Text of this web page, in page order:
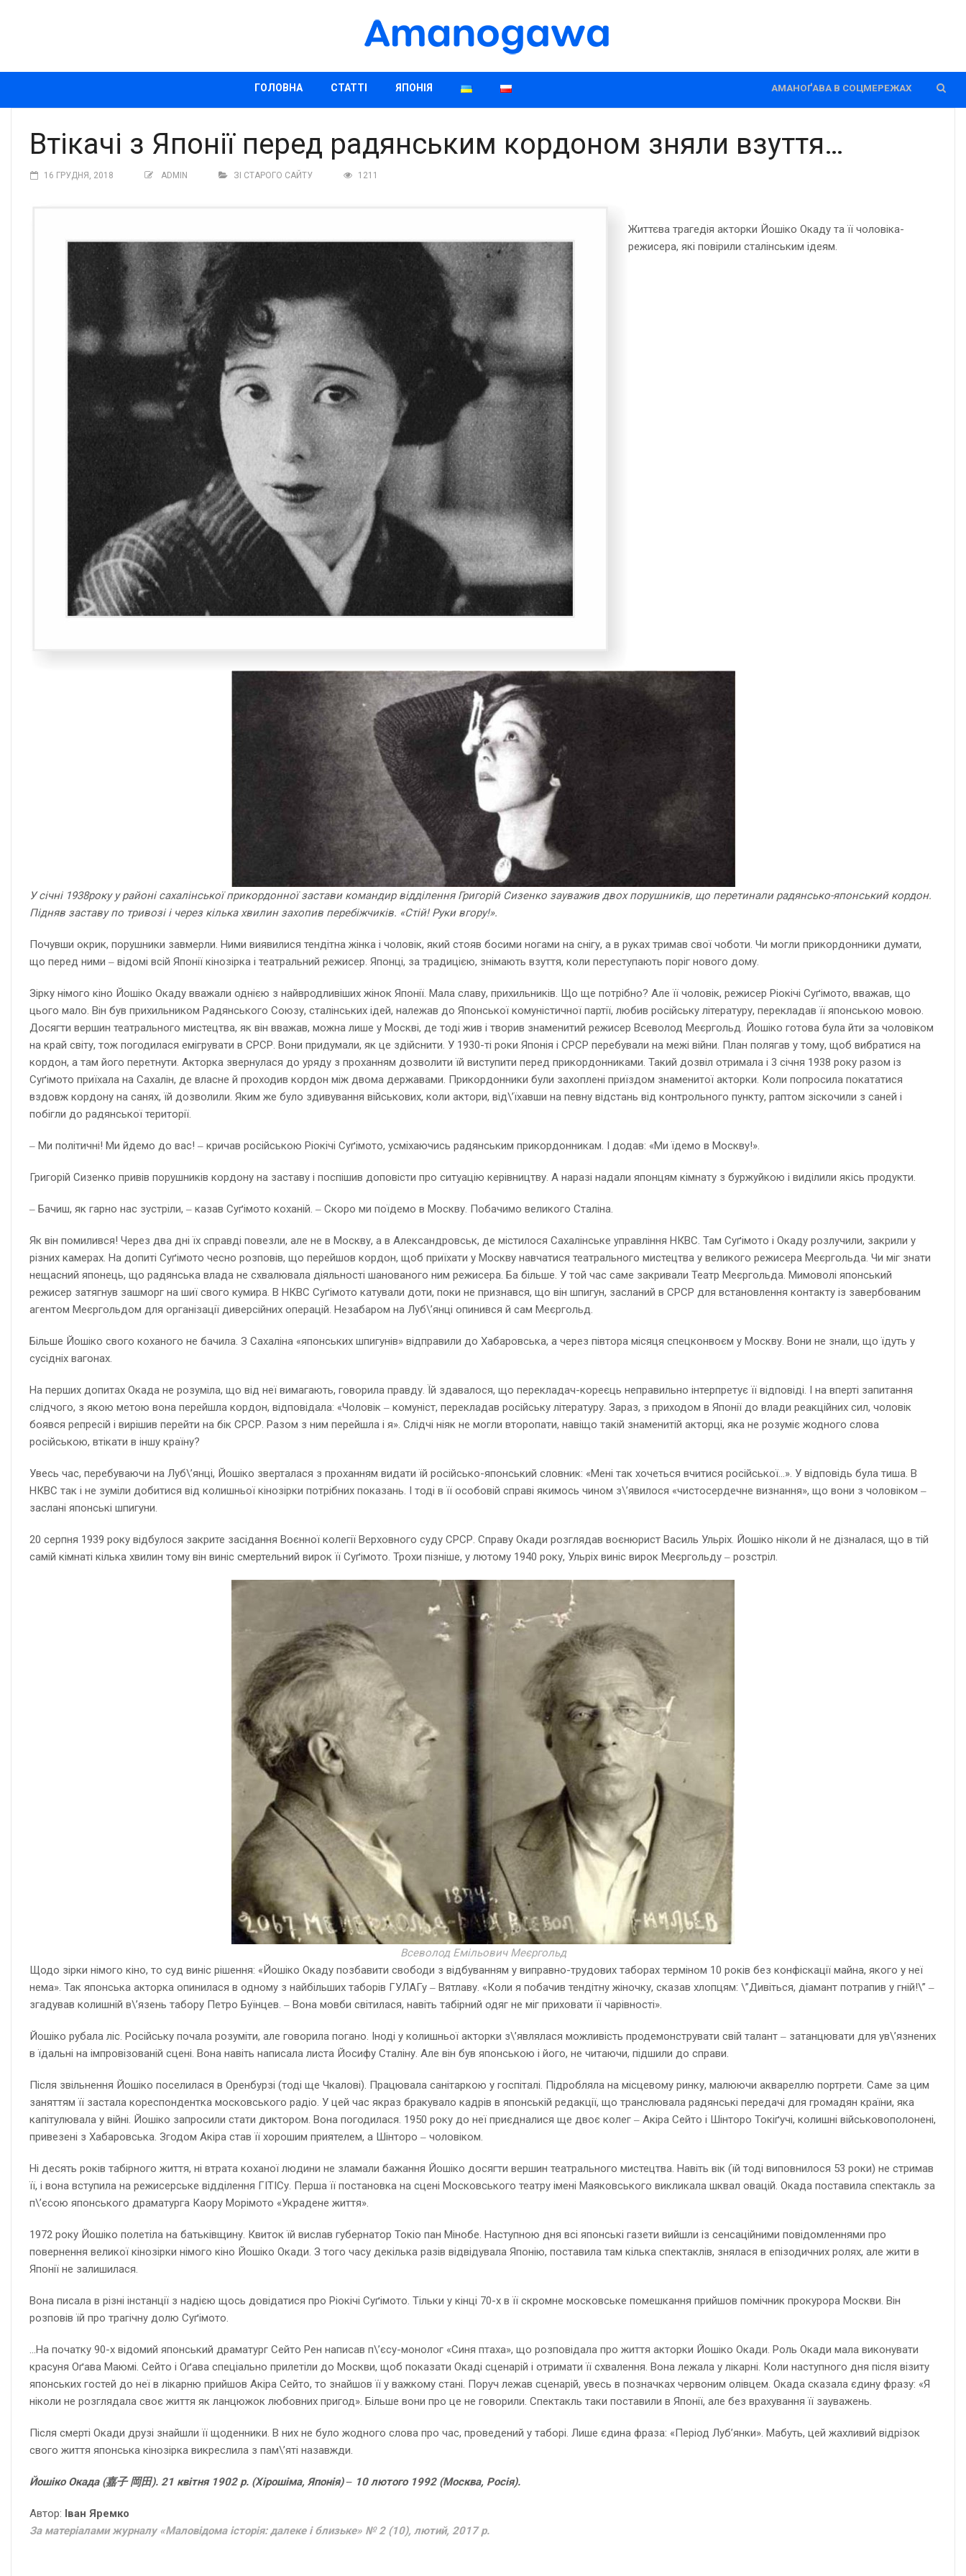
ГОЛОВНА СТАТТІ ЯПОНІЯ АМАНОҐАВА В СОЦМЕРЕЖАХ
Втікачі з Японії перед радянським кордоном зняли взуття…
16 ГРУДНЯ, 2018 ADMIN ЗІ СТАРОГО САЙТУ 1211
Життєва трагедія акторки Йошіко Окаду та її чоловіка-
режисера, які повірили сталінським ідеям.
У січні 1938року у районі сахалінської прикордонної застави командир відділення Григорій Сизенко зауважив двох порушників, що перетинали радянсько-японський кордон.
Підняв заставу по тривозі і через кілька хвилин захопив перебіжчиків. «Стій! Руки вгору!».
Почувши окрик, порушники завмерли. Ними виявилися тендітна жінка і чоловік, який стояв босими ногами на снігу, а в руках тримав свої чоботи. Чи могли прикордонники думати,
що перед ними ‒ відомі всій Японії кінозірка і театральний режисер. Японці, за традицією, знімають взуття, коли переступають поріг нового дому.
Зірку німого кіно Йошіко Окаду вважали однією з найвродливіших жінок Японії. Мала славу, прихильників. Що ще потрібно? Але її чоловік, режисер Ріокічі Суґімото, вважав, що
цього мало. Він був прихильником Радянського Союзу, сталінських ідей, належав до Японської комуністичної партії, любив російську літературу, перекладав її японською мовою.
Досягти вершин театрального мистецтва, як він вважав, можна лише у Москві, де тоді жив і творив знаменитий режисер Всеволод Меєргольд. Йошіко готова була йти за чоловіком
на край світу, тож погодилася емігрувати в СРСР. Вони придумали, як це здійснити. У 1930-ті роки Японія і СРСР перебували на межі війни. План полягав у тому, щоб вибратися на
кордон, а там його перетнути. Акторка звернулася до уряду з проханням дозволити їй виступити перед прикордонниками. Такий дозвіл отримала і 3 січня 1938 року разом із
Суґімото приїхала на Сахалін, де власне й проходив кордон між двома державами. Прикордонники були захоплені приїздом знаменитої акторки. Коли попросила покататися
вздовж кордону на санях, їй дозволили. Яким же було здивування військових, коли актори, від\’їхавши на певну відстань від контрольного пункту, раптом зіскочили з саней і
побігли до радянської території.
‒ Ми політичні! Ми йдемо до вас! ‒ кричав російською Ріокічі Суґімото, усміхаючись радянським прикордонникам. І додав: «Ми їдемо в Москву!».
Григорій Сизенко привів порушників кордону на заставу і поспішив доповісти про ситуацію керівництву. А наразі надали японцям кімнату з буржуйкою і виділили якісь продукти.
‒ Бачиш, як гарно нас зустріли, ‒ казав Суґімото коханій. ‒ Скоро ми поїдемо в Москву. Побачимо великого Сталіна.
Як він помилився! Через два дні їх справді повезли, але не в Москву, а в Александровськ, де містилося Сахалінське управління НКВС. Там Суґімото і Окаду розлучили, закрили у
різних камерах. На допиті Суґімото чесно розповів, що перейшов кордон, щоб приїхати у Москву навчатися театрального мистецтва у великого режисера Меєргольда. Чи міг знати
нещасний японець, що радянська влада не схвалювала діяльності шанованого ним режисера. Ба більше. У той час саме закривали Театр Меєргольда. Мимоволі японський
режисер затягнув зашморг на шиї свого кумира. В НКВС Суґімото катували доти, поки не признався, що він шпигун, засланий в СРСР для встановлення контакту із завербованим
агентом Меєргольдом для організації диверсійних операцій. Незабаром на Луб\’янці опинився й сам Меєргольд.
Більше Йошіко свого коханого не бачила. З Сахаліна «японських шпигунів» відправили до Хабаровська, а через півтора місяця спецконвоєм у Москву. Вони не знали, що їдуть у
сусідніх вагонах.
На перших допитах Окада не розуміла, що від неї вимагають, говорила правду. Їй здавалося, що перекладач-кореєць неправильно інтерпретує її відповіді. І на вперті запитання
слідчого, з якою метою вона перейшла кордон, відповідала: «Чоловік ‒ комуніст, перекладав російську літературу. Зараз, з приходом в Японії до влади реакційних сил, чоловік
боявся репресій і вирішив перейти на бік СРСР. Разом з ним перейшла і я». Слідчі ніяк не могли второпати, навіщо такій знаменитій акторці, яка не розуміє жодного слова
російською, втікати в іншу країну?
Увесь час, перебуваючи на Луб\’янці, Йошіко зверталася з проханням видати їй російсько-японський словник: «Мені так хочеться вчитися російської…». У відповідь була тиша. В
НКВС так і не зуміли добитися від колишньої кінозірки потрібних показань. І тоді в її особовій справі якимось чином з\’явилося «чистосердечне визнання», що вони з чоловіком ‒
заслані японські шпигуни.
20 серпня 1939 року відбулося закрите засідання Воєнної колегії Верховного суду СРСР. Справу Окади розглядав воєнюрист Василь Ульріх. Йошіко ніколи й не дізналася, що в тій
самій кімнаті кілька хвилин тому він виніс смертельний вирок її Суґімото. Трохи пізніше, у лютому 1940 року, Ульріх виніс вирок Меєргольду ‒ розстріл.
Всеволод Емільович Меєргольд
Щодо зірки німого кіно, то суд виніс рішення: «Йошіко Окаду позбавити свободи з відбуванням у виправно-трудових таборах терміном 10 років без конфіскації майна, якого у неї
нема». Так японська акторка опинилася в одному з найбільших таборів ГУЛАГу ‒ Вятлаву. «Коли я побачив тендітну жіночку, сказав хлопцям: \”Дивіться, діамант потрапив у гній!\” ‒
згадував колишній в\’язень табору Петро Буїнцев. ‒ Вона мовби світилася, навіть табірний одяг не міг приховати її чарівності».
Йошіко рубала ліс. Російську почала розуміти, але говорила погано. Іноді у колишньої акторки з\’являлася можливість продемонструвати свій талант ‒ затанцювати для ув\’язнених
в їдальні на імпровізованій сцені. Вона навіть написала листа Йосифу Сталіну. Але він був японською і його, не читаючи, підшили до справи.
Після звільнення Йошіко поселилася в Оренбурзі (тоді ще Чкалові). Працювала санітаркою у госпіталі. Підробляла на місцевому ринку, малюючи аквареллю портрети. Саме за цим
заняттям її застала кореспондентка московського радіо. У цей час якраз бракувало кадрів в японській редакції, що транслювала радянські передачі для громадян країни, яка
капітулювала у війні. Йошіко запросили стати диктором. Вона погодилася. 1950 року до неї приєдналися ще двоє колег ‒ Акіра Сейто і Шінторо Токіґучі, колишні військовополонені,
привезені з Хабаровська. Згодом Акіра став її хорошим приятелем, а Шінторо ‒ чоловіком.
Ні десять років табірного життя, ні втрата коханої людини не зламали бажання Йошіко досягти вершин театрального мистецтва. Навіть вік (їй тоді виповнилося 53 роки) не стримав
її, і вона вступила на режисерське відділення ГІТІСу. Перша її постановка на сцені Московського театру імені Маяковського викликала шквал овацій. Окада поставила спектакль за
п\’єсою японського драматурга Каору Морімото «Украдене життя».
1972 року Йошіко полетіла на батьківщину. Квиток їй вислав губернатор Токіо пан Мінобе. Наступною дня всі японські газети вийшли із сенсаційними повідомленнями про
повернення великої кінозірки німого кіно Йошіко Окади. З того часу декілька разів відвідувала Японію, поставила там кілька спектаклів, знялася в епізодичних ролях, але жити в
Японії не залишилася.
Вона писала в різні інстанції з надією щось довідатися про Ріокічі Суґімото. Тільки у кінці 70-х в її скромне московське помешкання прийшов помічник прокурора Москви. Він
розповів їй про трагічну долю Суґімото.
…На початку 90-х відомий японський драматург Сейто Рен написав п\’єсу-монолог «Синя птаха», що розповідала про життя акторки Йошіко Окади. Роль Окади мала виконувати
красуня Оґава Маюмі. Сейто і Оґава спеціально прилетіли до Москви, щоб показати Окаді сценарій і отримати її схвалення. Вона лежала у лікарні. Коли наступного дня після візиту
японських гостей до неї в лікарню прийшов Акіра Сейто, то знайшов її у важкому стані. Поруч лежав сценарій, увесь в позначках червоним олівцем. Окада сказала єдину фразу: «Я
ніколи не розглядала своє життя як ланцюжок любовних пригод». Більше вони про це не говорили. Спектакль таки поставили в Японії, але без врахування її зауважень.
Після смерті Окади друзі знайшли її щоденники. В них не було жодного слова про час, проведений у таборі. Лише єдина фраза: «Період Луб’янки». Мабуть, цей жахливий відрізок
свого життя японська кінозірка викреслила з пам\’яті назавжди.
Йошіко Окада (嘉子 岡田). 21 квітня 1902 р. (Хірошіма, Японія) ‒ 10 лютого 1992 (Москва, Росія).
Автор: Іван Яремко
За матеріалами журналу «Маловідома історія: далеке і близьке» № 2 (10), лютий, 2017 р.